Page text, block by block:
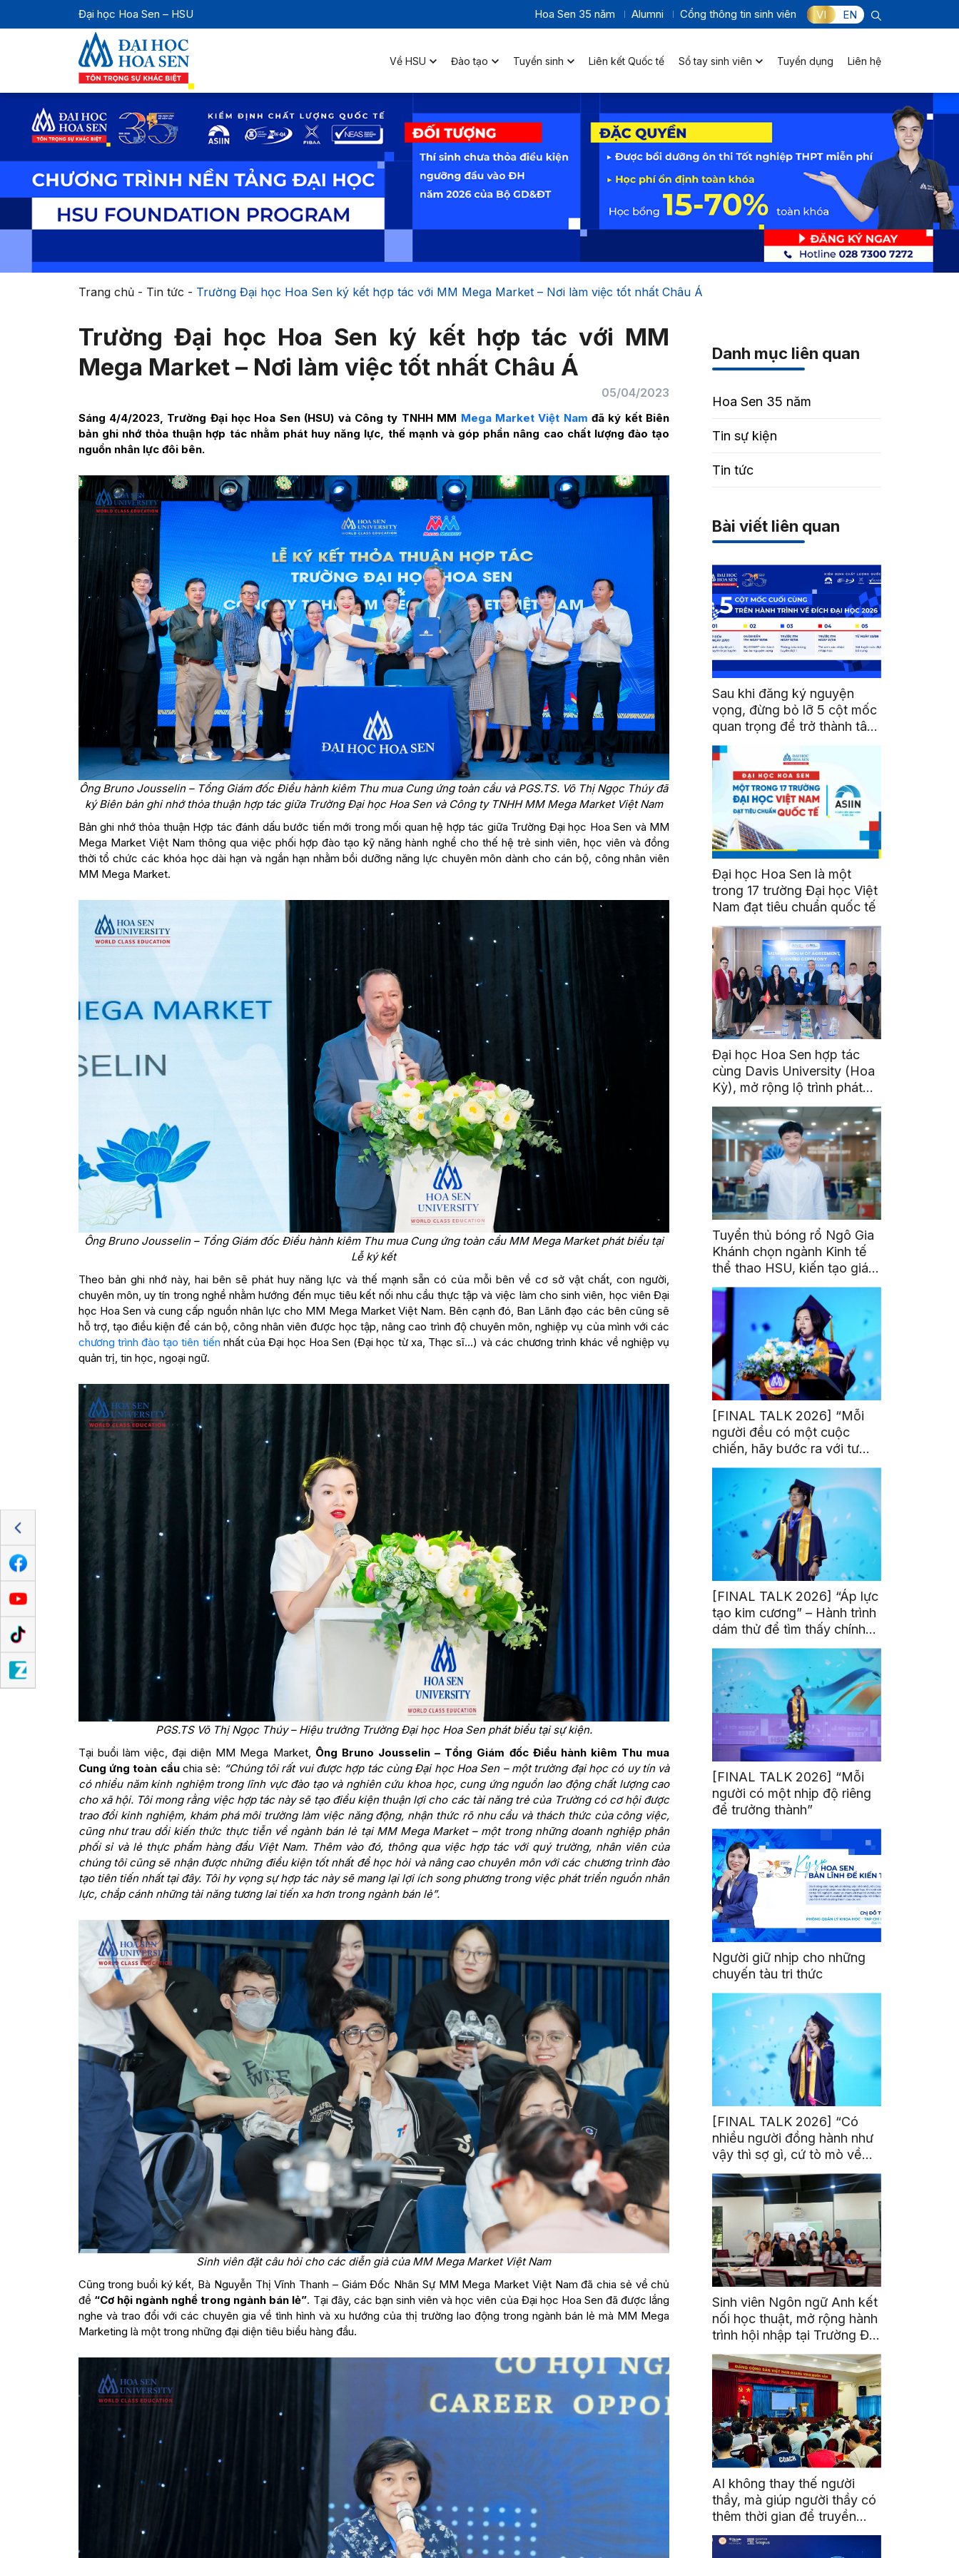
Đại học Hoa Sen – HSU Hoa Sen 35 năm Alumni Cổng thông tin sinh viên VI EN
Về HSU Đào tạo Tuyển sinh Liên kết Quốc tế Sổ tay sinh viên Tuyển dụng Liên hệ
Trang chủ- Tin tức - Trường Đại học Hoa Sen ký kết hợp tác với MM Mega Market – Nơi làm việc tốt nhất Châu Á
Trường Đại học Hoa Sen ký kết hợp tác với MM
Mega Market – Nơi làm việc tốt nhất Châu Á
05/04/2023
Sáng 4/4/2023, Trường Đại học Hoa Sen (HSU) và Công ty TNHH MM Mega Market Việt Nam đã ký kết Biên
bản ghi nhớ thỏa thuận hợp tác nhằm phát huy năng lực, thế mạnh và góp phần nâng cao chất lượng đào tạo
nguồn nhân lực đôi bên.
Ông Bruno Jousselin – Tổng Giám đốc Điều hành kiêm Thu mua Cung ứng toàn cầu và PGS.TS. Võ Thị Ngọc Thúy đã
ký Biên bản ghi nhớ thỏa thuận hợp tác giữa Trường Đại học Hoa Sen và Công ty TNHH MM Mega Market Việt Nam
Bản ghi nhớ thỏa thuận Hợp tác đánh dấu bước tiến mới trong mối quan hệ hợp tác giữa Trường Đại học Hoa Sen và MM
Mega Market Việt Nam thông qua việc phối hợp đào tạo kỹ năng hành nghề cho thế hệ trẻ sinh viên, học viên và đồng
thời tổ chức các khóa học dài hạn và ngắn hạn nhằm bồi dưỡng năng lực chuyên môn dành cho cán bộ, công nhân viên
MM Mega Market.
Ông Bruno Jousselin – Tổng Giám đốc Điều hành kiêm Thu mua Cung ứng toàn cầu MM Mega Market phát biểu tại
Lễ ký kết
Theo bản ghi nhớ này, hai bên sẽ phát huy năng lực và thế mạnh sẵn có của mỗi bên về cơ sở vật chất, con người,
chuyên môn, uy tín trong nghề nhằm hướng đến mục tiêu kết nối nhu cầu thực tập và việc làm cho sinh viên, học viên Đại
học Hoa Sen và cung cấp nguồn nhân lực cho MM Mega Market Việt Nam. Bên cạnh đó, Ban Lãnh đạo các bên cũng sẽ
hỗ trợ, tạo điều kiện để cán bộ, công nhân viên được học tập, nâng cao trình độ chuyên môn, nghiệp vụ của mình với các
chương trình đào tạo tiên tiến nhất của Đại học Hoa Sen (Đại học từ xa, Thạc sĩ…) và các chương trình khác về nghiệp vụ
quản trị, tin học, ngoại ngữ.
PGS.TS Võ Thị Ngọc Thúy – Hiệu trưởng Trường Đại học Hoa Sen phát biểu tại sự kiện.
Tại buổi làm việc, đại diện MM Mega Market, Ông Bruno Jousselin – Tổng Giám đốc Điều hành kiêm Thu mua
Cung ứng toàn cầuchia sẻ: “Chúng tôi rất vui được hợp tác cùng Đại học Hoa Sen – một trường đại học có uy tín và
có nhiều năm kinh nghiệm trong lĩnh vực đào tạo và nghiên cứu khoa học, cung ứng nguồn lao động chất lượng cao
cho xã hội. Tôi mong rằng việc hợp tác này sẽ tạo điều kiện thuận lợi cho các tài năng trẻ của Trường có cơ hội được
trao đổi kinh nghiệm, khám phá môi trường làm việc năng động, nhận thức rõ nhu cầu và thách thức của công việc,
cũng như trau dồi kiến thức thực tiễn về ngành bán lẻ tại MM Mega Market – một trong những doanh nghiệp phân
phối sỉ và lẻ thực phẩm hàng đầu Việt Nam. Thêm vào đó, thông qua việc hợp tác với quý trường, nhân viên của
chúng tôi cũng sẽ nhận được những điều kiện tốt nhất để học hỏi và nâng cao chuyên môn với các chương trình đào
tạo tiên tiến nhất tại đây. Tôi hy vọng sự hợp tác này sẽ mang lại lợi ích song phương trong việc phát triển nguồn nhân
lực, chắp cánh những tài năng tương lai tiến xa hơn trong ngành bán lẻ”.
Sinh viên đặt câu hỏi cho các diễn giả của MM Mega Market Việt Nam
Cũng trong buổi ký kết, Bà Nguyễn Thị Vĩnh Thanh – Giám Đốc Nhân Sự MM Mega Market Việt Nam đã chia sẻ về chủ
đề “Cơ hội ngành nghề trong ngành bán lẻ”. Tại đây, các bạn sinh viên và học viên của Đại học Hoa Sen đã được lắng
nghe và trao đổi với các chuyên gia về tình hình và xu hướng của thị trường lao động trong ngành bán lẻ mà MM Mega
Marketing là một trong những đại diện tiêu biểu hàng đầu.
Danh mục liên quan
Hoa Sen 35 năm
Tin sự kiện
Tin tức
Bài viết liên quan
Sau khi đăng ký nguyện
vọng, đừng bỏ lỡ 5 cột mốc
quan trọng để trở thành tân
sinh viên HSU
Đại học Hoa Sen là một
trong 17 trường Đại học Việt
Nam đạt tiêu chuẩn quốc tế
Đại học Hoa Sen hợp tác
cùng Davis University (Hoa
Kỳ), mở rộng lộ trình phát
triển toàn cầu cho sinh viên
Tuyển thủ bóng rổ Ngô Gia
Khánh chọn ngành Kinh tế
thể thao HSU, kiến tạo giá
trị từ đam mê thể thao
[FINAL TALK 2026] “Mỗi
người đều có một cuộc
chiến, hãy bước ra với tư
thế của người chiến thắng”
[FINAL TALK 2026] “Áp lực
tạo kim cương” – Hành trình
dám thử để tìm thấy chính
mình
[FINAL TALK 2026] “Mỗi
người có một nhịp độ riêng
để trưởng thành”
Người giữ nhịp cho những
chuyến tàu tri thức
[FINAL TALK 2026] “Có
nhiều người đồng hành như
vậy thì sợ gì, cứ tò mò về
thế giới thôi”
Sinh viên Ngôn ngữ Anh kết
nối học thuật, mở rộng hành
trình hội nhập tại Trường Đại
học Quốc gia Malaysia
AI không thay thế người
thầy, mà giúp người thầy có
thêm thời gian để truyền
cảm hứng